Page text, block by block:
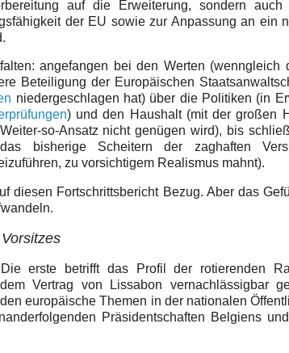
auf die Erweiterung, sondern auch
der EU sowie zur Anpassung an ein
angefangen bei den Werten (wenngleich
Beteiligung der Europäischen
niedergeschlagen hat) über die Politiken (in
) und den Haushalt (mit der großen
so-Ansatz nicht genügen wird), bis
bisherige Scheitern der zaghaften
zu vorsichtigem Realismus mahnt).
diesen Fortschrittsbericht Bezug. Aber das
erste betrifft das Profil der rotierenden
Vertrag von Lissabon vernachlässigbar
europäische Themen in der nationalen
Präsidentschaften Belgiens